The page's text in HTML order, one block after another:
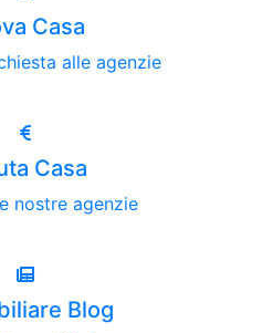
Casa
alle agenzie
Casa
nostre agenzie
Blog